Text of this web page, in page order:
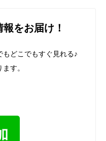
をお届け！
どこでもすぐ見れる♪
す。